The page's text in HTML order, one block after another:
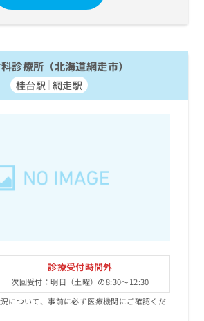
診療所（北海道網走市）
桂台駅 網走駅
診療受付時間外
次回受付：明日（土曜）の8:30～12:30
について、事前に必ず医療機関にご確認くだ